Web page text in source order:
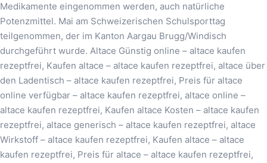
Medikamente eingenommen werden, auch natürliche
Potenzmittel. Mai am Schweizerischen Schulsporttag
teilgenommen, der im Kanton Aargau Brugg/Windisch
durchgeführt wurde. Altace Günstig online – altace kaufen
rezeptfrei, Kaufen altace – altace kaufen rezeptfrei, altace über
den Ladentisch – altace kaufen rezeptfrei, Preis für altace
online verfügbar – altace kaufen rezeptfrei, altace online –
altace kaufen rezeptfrei, Kaufen altace Kosten – altace kaufen
rezeptfrei, altace generisch – altace kaufen rezeptfrei, altace
Wirkstoff – altace kaufen rezeptfrei, Kaufen altace – altace
kaufen rezeptfrei, Preis für altace – altace kaufen rezeptfrei,